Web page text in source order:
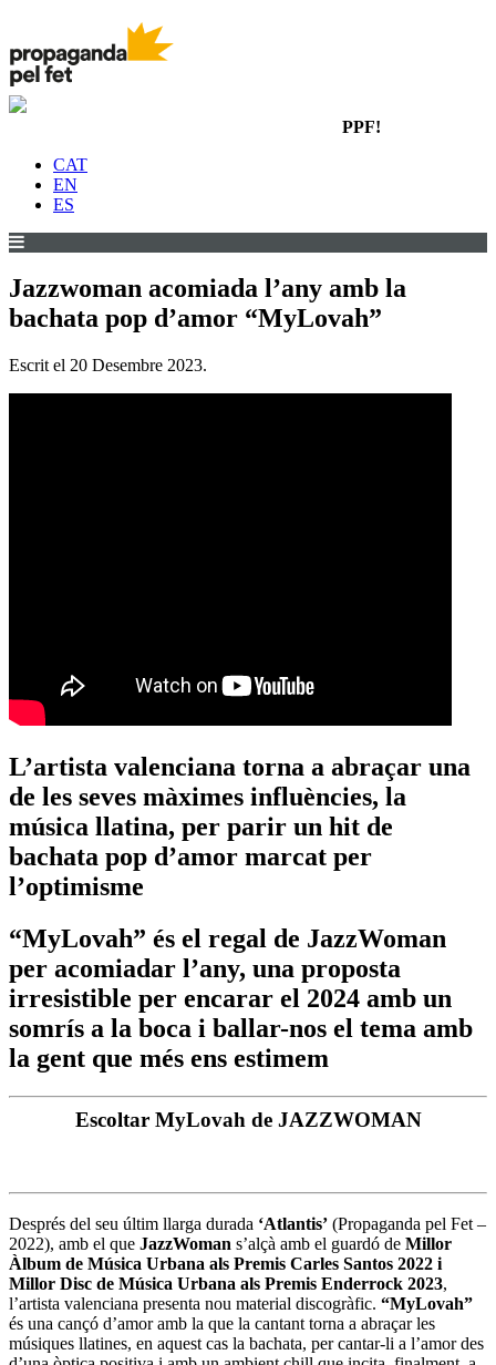
PPF!
CAT
EN
ES
Jazzwoman acomiada l’any amb la
bachata pop d’amor “MyLovah”
Escrit el 20 Desembre 2023.
L’artista valenciana torna a abraçar una
de les seves màximes influències, la
música llatina, per parir un hit de
bachata pop d’amor marcat per
l’optimisme
“MyLovah” és el regal de JazzWoman
per acomiadar l’any, una proposta
irresistible per encarar el 2024 amb un
somrís a la boca i ballar-nos el tema amb
la gent que més ens estimem
Escoltar MyLovah de JAZZWOMAN
Després del seu últim llarga durada ‘Atlantis’ (Propaganda pel Fet –
2022), amb el que JazzWoman s’alçà amb el guardó de Millor
Àlbum de Música Urbana als Premis Carles Santos 2022 i
Millor Disc de Música Urbana als Premis Enderrock 2023,
l’artista valenciana presenta nou material discogràfic. “MyLovah”
és una cançó d’amor amb la que la cantant torna a abraçar les
músiques llatines, en aquest cas la bachata, per cantar-li a l’amor des